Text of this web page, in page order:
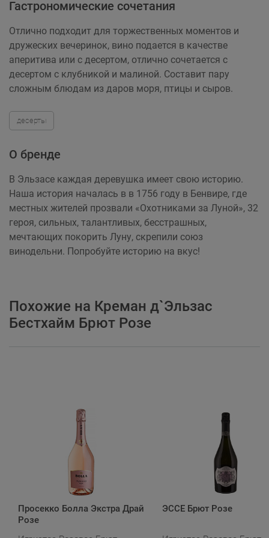
Гастрономические сочетания
Отлично подходит для торжественных моментов и
дружеских вечеринок, вино подается в качестве
аперитива или с десертом, отлично сочетается с
десертом с клубникой и малиной. Составит пару
сложным блюдам из даров моря, птицы и сыров.
десерты
О бренде
В Эльзасе каждая деревушка имеет свою историю.
Наша история началась в в 1756 году в Бенвире, где
местных жителей прозвали «Охотниками за Луной», 32
героя, сильных, талантливых, бесстрашных,
мечтающих покорить Луну, скрепили союз
винодельни. Попробуйте историю на вкус!
Похожие на Креман д`Эльзас
Бестхайм Брют Розе
Просекко Болла Экстра Драй
Розе
ЭССЕ Брют Розе